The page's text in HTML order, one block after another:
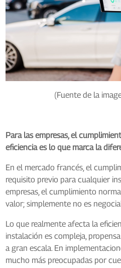
(Fuente de la
Para las empresas, el
eficiencia es lo que marca la
En el mercado francés, el
requisito previo para cualquier
empresas, el cumplimiento
valor; simplemente no es
Lo que realmente afecta la
instalación es compleja,
a gran escala. En
mucho más preocupadas por